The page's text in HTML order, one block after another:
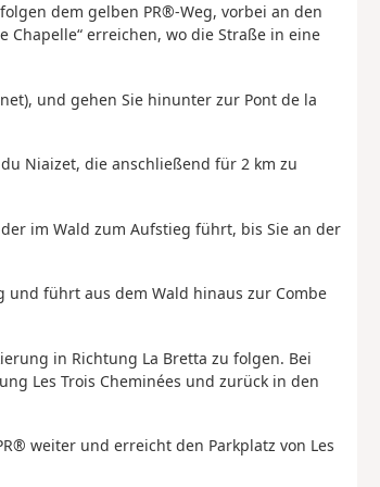
dem gelben PR®-Weg, vorbei an den
Chapelle“ erreichen, wo die Straße in eine
und gehen Sie hinunter zur Pont de la
Niaizet, die anschließend für 2 km zu
im Wald zum Aufstieg führt, bis Sie an der
und führt aus dem Wald hinaus zur Combe
in Richtung La Bretta zu folgen. Bei
Les Trois Cheminées und zurück in den
weiter und erreicht den Parkplatz von Les